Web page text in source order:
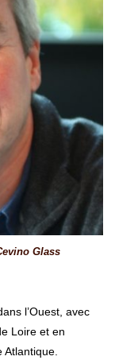
Glass
l’Ouest, avec
Loire et en
Atlantique.